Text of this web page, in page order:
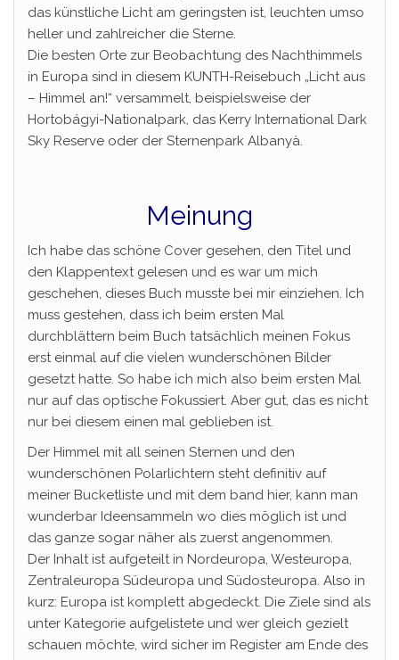
das künstliche Licht am geringsten ist, leuchten umso
heller und zahlreicher die Sterne.
Die besten Orte zur Beobachtung des Nachthimmels
in Europa sind in diesem KUNTH-Reisebuch „Licht aus
– Himmel an!“ versammelt, beispielsweise der
Hortobágyi-Nationalpark, das Kerry International Dark
Sky Reserve oder der Sternenpark Albanyà.
Meinung
Ich habe das schöne Cover gesehen, den Titel und
den Klappentext gelesen und es war um mich
geschehen, dieses Buch musste bei mir einziehen. Ich
muss gestehen, dass ich beim ersten Mal
durchblättern beim Buch tatsächlich meinen Fokus
erst einmal auf die vielen wunderschönen Bilder
gesetzt hatte. So habe ich mich also beim ersten Mal
nur auf das optische Fokussiert. Aber gut, das es nicht
nur bei diesem einen mal geblieben ist.
Der Himmel mit all seinen Sternen und den
wunderschönen Polarlichtern steht definitiv auf
meiner Bucketliste und mit dem band hier, kann man
wunderbar Ideensammeln wo dies möglich ist und
das ganze sogar näher als zuerst angenommen.
Der Inhalt ist aufgeteilt in Nordeuropa, Westeuropa,
Zentraleuropa Südeuropa und Südosteuropa. Also in
kurz: Europa ist komplett abgedeckt. Die Ziele sind als
unter Kategorie aufgelistete und wer gleich gezielt
schauen möchte, wird sicher im Register am Ende des